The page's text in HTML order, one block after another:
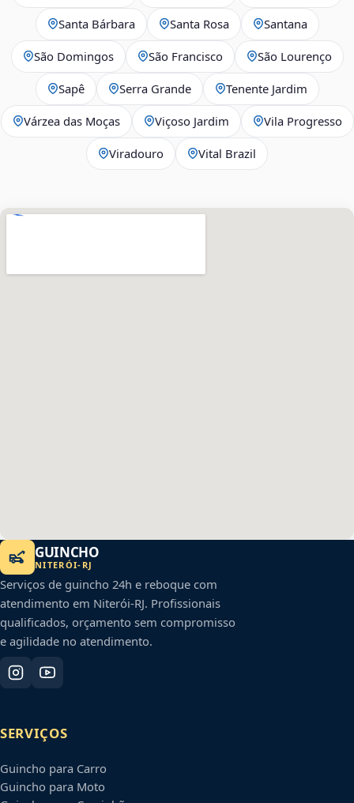
Santa Bárbara Santa Rosa Santana
São Domingos São Francisco São Lourenço
Sapê Serra Grande Tenente Jardim
Várzea das Moças Viçoso Jardim Vila Progresso
Viradouro Vital Brazil
GUINCHO
NITERÓI- RJ
Serviços de guincho 24h e reboque com
atendimento em Niterói-RJ. Profissionais
qualificados, orçamento sem compromisso
e agilidade no atendimento.
SERVIÇOS
Guincho para Carro
Guincho para Moto